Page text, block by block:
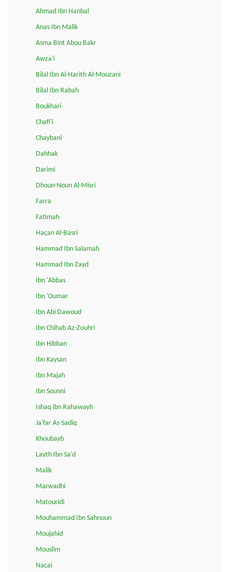
Ahmad Ibn Hanbal
Anas Ibn Malik
Asma Bint Abou Bakr
Awza'i
Bilal Ibn Al-Harith Al-Mouzani
Bilal Ibn Rabah
Boukhari
Chafi'i
Chaybani
Dahhak
Darimi
Dhoun-Noun Al-Misri
Farra
Fatimah
Haçan Al-Basri
Hammad Ibn Salamah
Hammad Ibn Zayd
Ibn 'Abbas
Ibn 'Oumar
Ibn Abi Dawoud
Ibn Chihab Az-Zouhri
Ibn Hibban
Ibn Kaysan
Ibn Majah
Ibn Sounni
Ishaq ibn Rahawayh
Ja'far As-Sadiq
Khoubayb
Layth Ibn Sa'd
Malik
Marwadhi
Matouridi
Mouhammad Ibn Sahnoun
Moujahid
Mouslim
Naçai